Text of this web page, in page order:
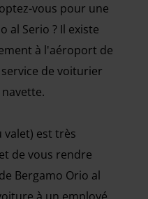
vous pour une
al Serio ? Il existe
à l'aéroport de
de voiturier
valet) est très
de vous rendre
Bergamo Orio al